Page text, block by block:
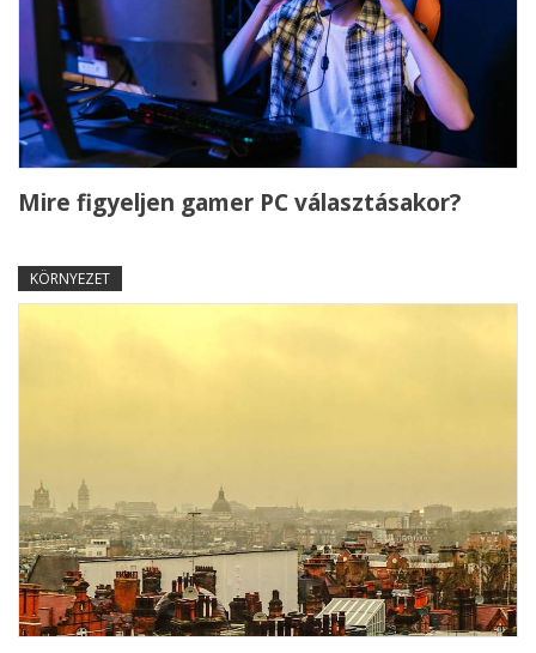
Mire figyeljen gamer PC választásakor?
KÖRNYEZET